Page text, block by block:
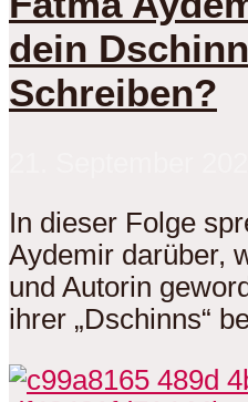
dein
Schreiben?
In dieser Folge
Aydemir darüber,
und Autorin
ihrer „Dschinns“